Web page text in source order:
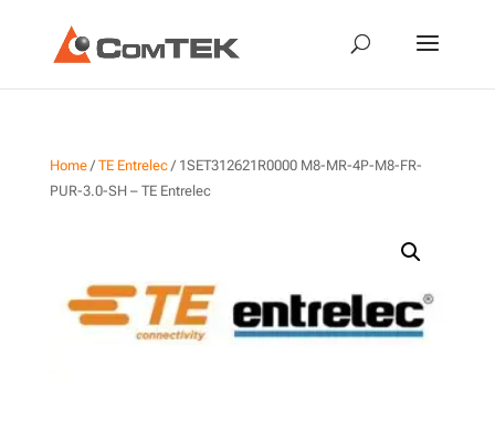
Home/ TE Entrelec/ 1SET312621R0000 M8-MR-4P-M8-FR-
PUR-3.0-SH – TE Entrelec